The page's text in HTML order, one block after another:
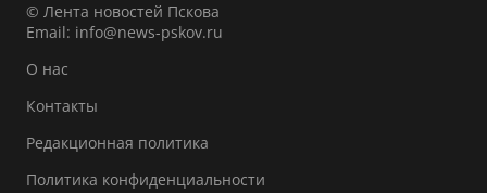
© Лента новостей Пскова
Email: info@news-pskov.ru
О нас
Контакты
Редакционная политика
Политика конфиденциальности